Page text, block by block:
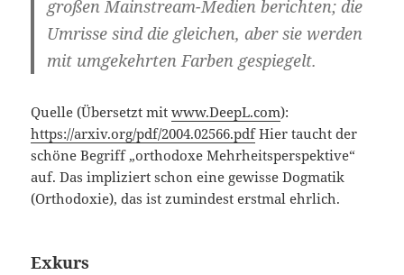
großen Mainstream-Medien berichten; die
Umrisse sind die gleichen, aber sie werden
mit umgekehrten Farben gespiegelt.
Quelle (Übersetzt mitwww.DeepL.com):
https://arxiv.org/pdf/2004.02566.pdfHier taucht der
schöne Begriff „orthodoxe Mehrheitsperspektive“
auf. Das impliziert schon eine gewisse Dogmatik
(Orthodoxie), das ist zumindest erstmal ehrlich.
Exkurs